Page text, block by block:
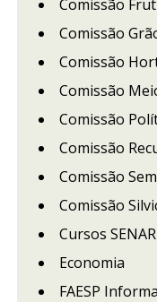
Comissão
Comissão
Comissão
Comissão
Comissão
Comissão
Comissão
Comissão
Cursos
Economia
FAESP Informa